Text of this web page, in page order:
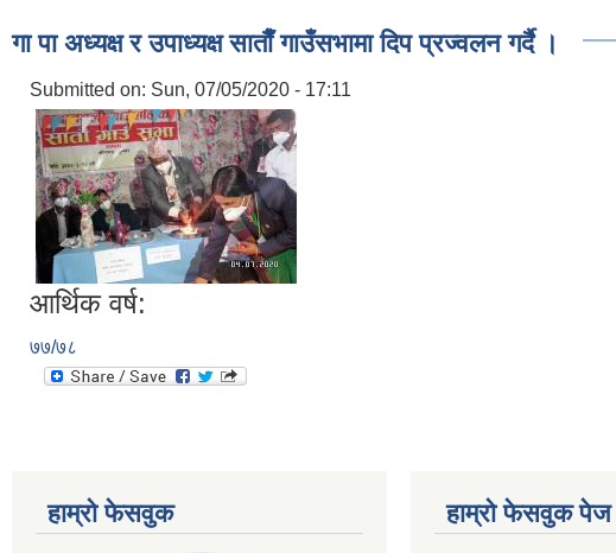
गा पा अध्यक्ष र उपाध्यक्ष साताैँ गाउँसभामा दिप प्रज्वलन गर्दै ।
Submitted on: Sun, 07/05/2020 - 17:11
आर्थिक वर्ष:
७७/७८
हाम्राे फेसवुक हाम्राे फेसवुक पेज